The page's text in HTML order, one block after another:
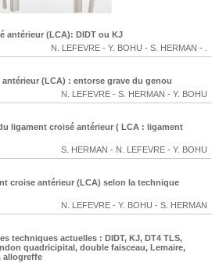
antérieur (LCA): DIDT ou KJ
N. LEFEVRE - Y. BOHU - S. HERMAN -
(LCA) : entorse grave du genou
N. LEFEVRE - S. HERMAN - Y. BOHU
ligament croisé antérieur ( LCA : ligament
S. HERMAN - N. LEFEVRE - Y. BOHU
croise antérieur (LCA) selon la technique
N. LEFEVRE - Y. BOHU - S. HERMAN
techniques actuelles : DIDT, KJ, DT4 TLS,
quadricipital, double faisceau, Lemaire,
allogreffe